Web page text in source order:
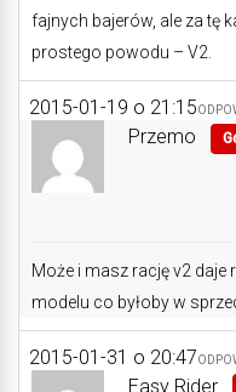
fajnych bajerów, ale za tę
prostego powodu – V2.
2015-01-19 o 21:15
Przemo
Może i masz rację v2 daje
modelu co byłoby w
2015-01-31 o 20:47
Easy Rider